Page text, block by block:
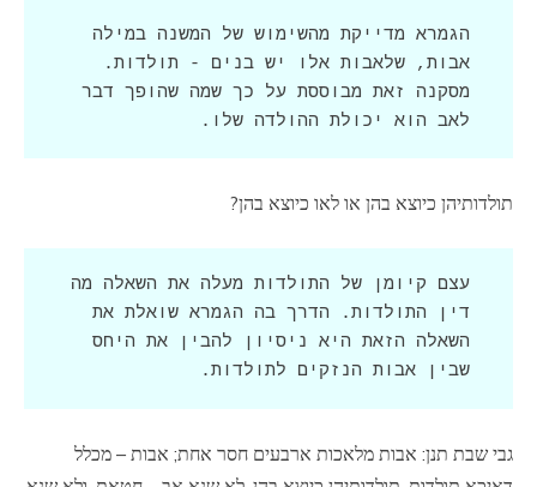
מסקנה זאת מבוססת על כך שמה שהופך דבר
לאב הוא יכולת ההולדה שלו.
תולדותיהן כיוצא בהן או לאו כיוצא בהן?
דין התולדות. הדרך בה הגמרא שואלת את
השאלה הזאת היא ניסיון להבין את היחס
שבין אבות הנזקים לתולדות.
גבי שבת תנן: אבות מלאכות ארבעים חסר אחת; אבות – מכלל